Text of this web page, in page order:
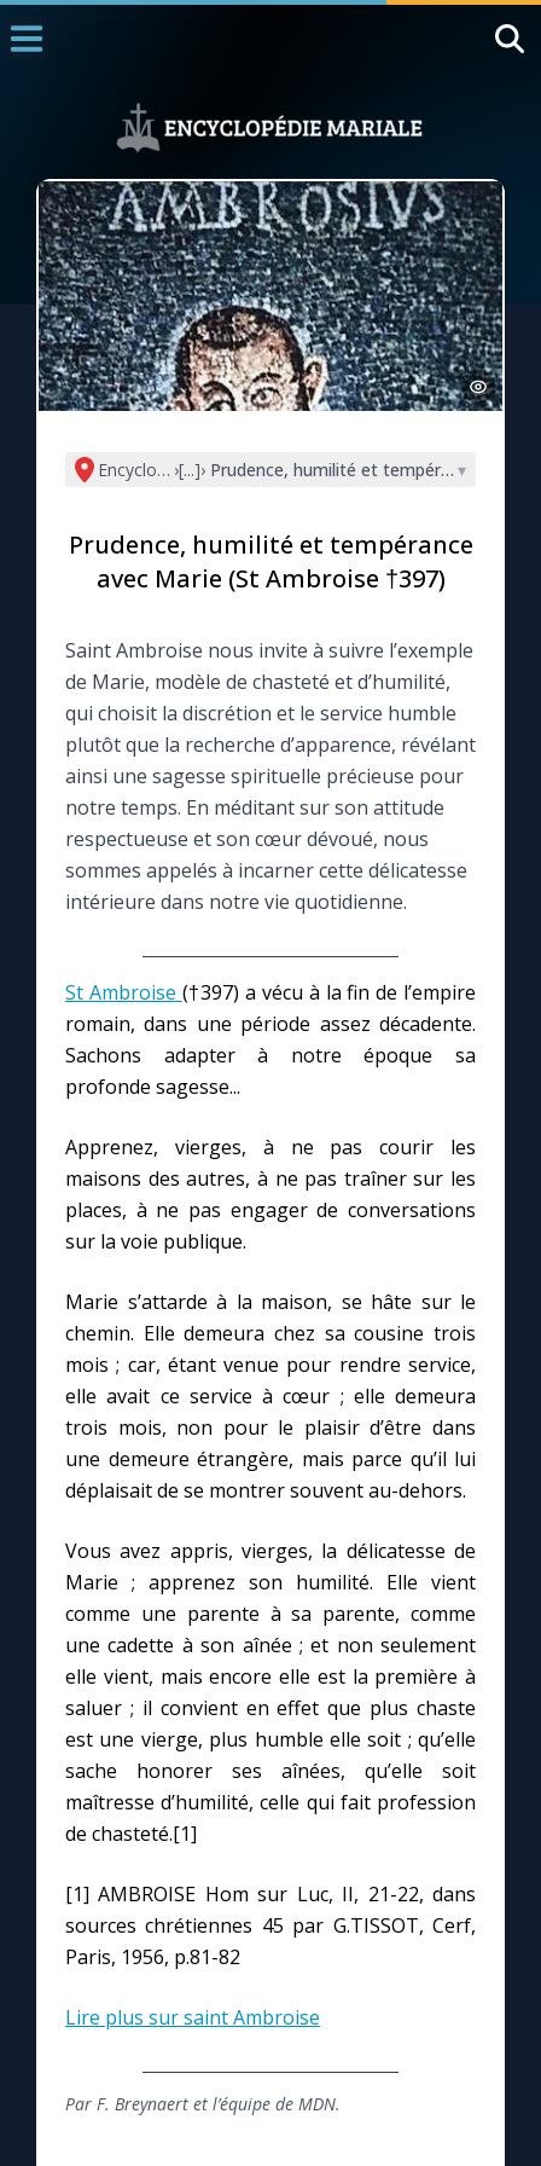
1000 Raisons de Croire
L'actualité de la semaine
La chaîne Youtube
La newsletter
La vidéo de la semaine
Le magazine
Le site internet
Questions-réponses
Prier au quotidien
L'Évangile chaque jour
Les premiers samedis du mois
Marie qui défait les nœuds
Me consacrer à Jésus par Marie
Mes intentions de prière
Une Minute avec Marie
Une neuvaine
1000 Raisons de Croire
Chapelet pour le monde
Contact
Faire un don
Marie de Nazareth
Encyclopédie mariale
›[...]› Prudence, humilité et tempérance avec
▾
Prudence, humilité et tempérance
avec Marie (St Ambroise †397)
Saint Ambroise nous invite à suivre l’exemple
de Marie, modèle de chasteté et d’humilité,
qui choisit la discrétion et le service humble
plutôt que la recherche d’apparence, révélant
ainsi une sagesse spirituelle précieuse pour
notre temps. En méditant sur son attitude
respectueuse et son cœur dévoué, nous
sommes appelés à incarner cette délicatesse
intérieure dans notre vie quotidienne.
St Ambroise (†397) a vécu à la fin de l’empire
romain, dans une période assez décadente.
Sachons adapter à notre époque sa
profonde sagesse...
Apprenez, vierges, à ne pas courir les
maisons des autres, à ne pas traîner sur les
places, à ne pas engager de conversations
sur la voie publique.
Marie s’attarde à la maison, se hâte sur le
chemin. Elle demeura chez sa cousine trois
mois ; car, étant venue pour rendre service,
elle avait ce service à cœur ; elle demeura
trois mois, non pour le plaisir d’être dans
une demeure étrangère, mais parce qu’il lui
déplaisait de se montrer souvent au-dehors.
Vous avez appris, vierges, la délicatesse de
Marie ; apprenez son humilité. Elle vient
comme une parente à sa parente, comme
une cadette à son aînée ; et non seulement
elle vient, mais encore elle est la première à
saluer ; il convient en effet que plus chaste
est une vierge, plus humble elle soit ; qu’elle
sache honorer ses aînées, qu’elle soit
maîtresse d’humilité, celle qui fait profession
de chasteté.[1]
[1] AMBROISE Hom sur Luc, II, 21-22, dans
sources chrétiennes 45 par G.TISSOT, Cerf,
Paris, 1956, p.81-82
Lire plus sur saint Ambroise
Par F. Breynaert et l’équipe de MDN.